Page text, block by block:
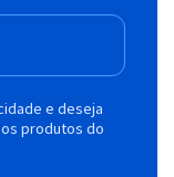
e deseja
produtos do